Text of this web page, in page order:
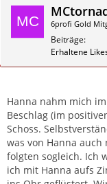
6profi Gold
Beiträge
Erhaltene
Hanna nahm mich
Beschlag (im
Schoss.
was von Hanna
folgten sogleich. Ich
ich mit Hanna aufs